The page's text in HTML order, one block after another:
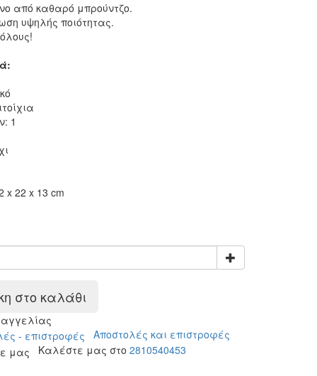
από καθαρό μπρούντζο.
υψηλής ποιότητας.
1
x 22 x 13 cm
στο καλάθι
Αποστολές και επιστροφές
Καλέστε μας στο 2810540453